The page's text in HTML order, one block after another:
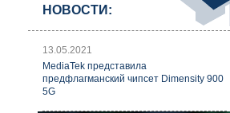
НОВОСТИ:
13.05.2021
MediaTek представила
предфлагманский чипсет Dimensity 900
5G